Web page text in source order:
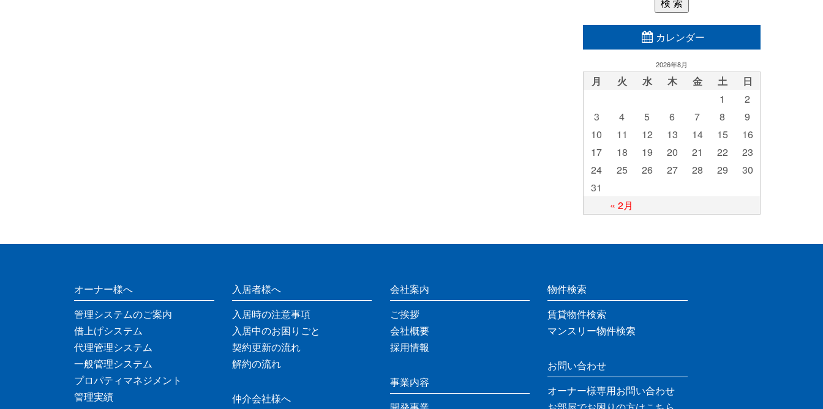
カレンダー
2026年8月
月 火 水 木 金 土 日
« 2月
1
2
3
4 5 6 7 8
9
10
11 12 13 14 15
16
17
18 19 20 21 22
23
24
25 26 27 28 29
30
31
オーナー様へ
管理システムのご案内
借上げシステム
代理管理システム
一般管理システム
プロパティマネジメント
管理実績
入居者様へ
入居時の注意事項
入居中のお困りごと
契約更新の流れ
解約の流れ
仲介会社様へ
会社案内
ご挨拶
会社概要
採用情報
事業内容
物件検索
賃貸物件検索
マンスリー物件検索
お問い合わせ
オーナー様専用お問い合わせ